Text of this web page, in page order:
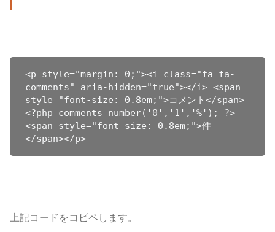
<p style="margin: 0;"><i class="fa fa-
comments" aria-hidden="true"></i> <span
style="font-size: 0.8em;">コメント</span>
<?php comments_number('0','1','%'); ?>
<span style="font-size: 0.8em;">件
</span></p>
上記コードをコピペします。